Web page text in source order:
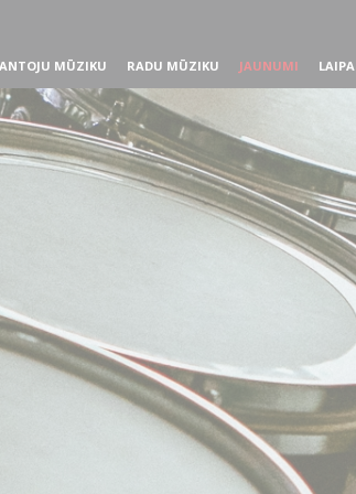
MŪZIKU RADU MŪZIKU JAUNUMI LAIPA